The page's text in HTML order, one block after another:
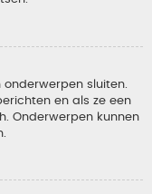
sluiten.
en als ze een
Onderwerpen kunnen